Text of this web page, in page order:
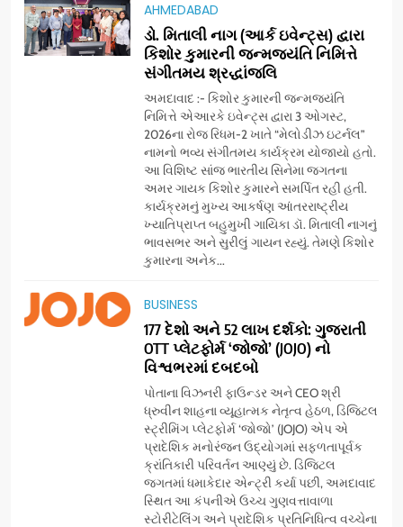
AHMEDABAD
ડો. મિતાલી નાગ (આર્ક ઇવેન્ટ્સ) દ્વારા
કિશોર કુમારની જન્મજયંતિ નિમિત્તે
સંગીતમય શ્રદ્ધાંજલિ
અમદાવાદ :- કિશોર કુમારની જન્મજયંતિ
નિમિત્તે એઆરકે ઇવેન્ટ્સ દ્વારા 3 ઓગસ્ટ,
2026ના રોજ રિધમ-2 ખાતે “મેલોડીઝ ઇટર્નલ”
નામનો ભવ્ય સંગીતમય કાર્યક્રમ યોજાયો હતો.
આ વિશિષ્ટ સાંજ ભારતીય સિનેમા જગતના
અમર ગાયક કિશોર કુમારને સમર્પિત રહી હતી.
કાર્યક્રમનું મુખ્ય આકર્ષણ આંતરરાષ્ટ્રીય
ખ્યાતિપ્રાપ્ત બહુમુખી ગાયિકા ડૉ. મિતાલી નાગનું
ભાવસભર અને સુરીલું ગાયન રહ્યું. તેમણે કિશોર
કુમારના અનેક...
BUSINESS
177 દેશો અને 52 લાખ દર્શકો: ગુજરાતી
OTT પ્લેટફોર્મ ‘જોજો’ (JOJO) નો
વિશ્વભરમાં દબદબો
પોતાના વિઝનરી ફાઉન્ડર અને CEO શ્રી
ધ્રુવીન શાહના વ્યૂહાત્મક નેતૃત્વ હેઠળ, ડિજિટલ
સ્ટ્રીમિંગ પ્લેટફોર્મ ‘જોજો’ (JOJO) એપ એ
પ્રાદેશિક મનોરંજન ઉદ્યોગમાં સફળતાપૂર્વક
ક્રાંતિકારી પરિવર્તન આણ્યું છે. ડિજિટલ
જગતમાં ધમાકેદાર એન્ટ્રી કર્યા પછી, અમદાવાદ
સ્થિત આ કંપનીએ ઉચ્ચ ગુણવત્તાવાળા
સ્ટોરીટેલિંગ અને પ્રાદેશિક પ્રતિનિધિત્વ વચ્ચેના
સેમસંગ વિશ્વ યુવા કૌશલ્ય
દિવસની ઉજવણી કરે છે, સેમસંગ
દોસ્ત કૌશલ્ય વિકાસ કાર્યક્રમના
30 ટોચના પ્રતિભાશાળી
વિદ્યાર્થીઓનું સન્માન કરે છે
BUSINESS CSR
આયુદા ઓર્ગેનિક્સ દ્વારા
ગુજરાતના 5 શહેરોમાં રિટેલ સ્ટોર્સ
અને ગીર ગાયના વૈદિક વલોણા ઘી-
દૂધની શુદ્ધ સેવાઓ સાથે વ્યાપક
વિસ્તરણ
BUSINESS